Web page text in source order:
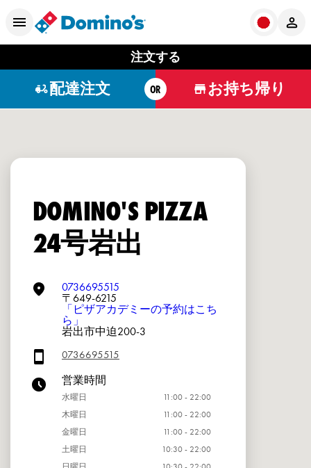
注文する
配達注文 OR お持ち帰り
DOMINO'S PIZZA
24号岩出
0736695515
〒649-6215
「ピザアカデミーの予約はこち
ら」
岩出市中迫200-3
0736695515
営業時間
水曜日
11:00 - 22:00
木曜日
11:00 - 22:00
金曜日
11:00 - 22:00
土曜日
10:30 - 22:00